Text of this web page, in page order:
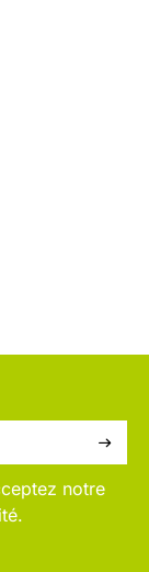
notre